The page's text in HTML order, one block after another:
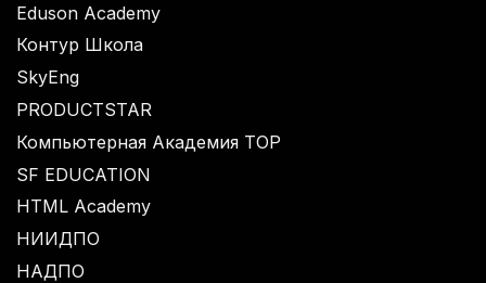
Eduson Academy
Контур Школа
SkyEng
PRODUCTSTAR
Компьютерная Академия TOP
SF EDUCATION
HTML Academy
НИИДПО
НАДПО